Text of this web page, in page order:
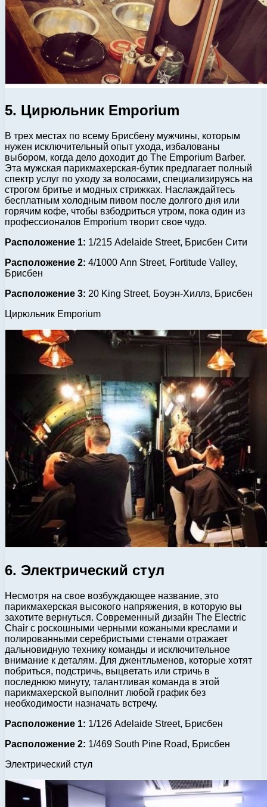
5. Цирюльник Emporium
В трех местах по всему Брисбену мужчины, которым
нужен исключительный опыт ухода, избалованы
выбором, когда дело доходит до The Emporium Barber.
Эта мужская парикмахерская-бутик предлагает полный
спектр услуг по уходу за волосами, специализируясь на
строгом бритье и модных стрижках. Наслаждайтесь
бесплатным холодным пивом после долгого дня или
горячим кофе, чтобы взбодриться утром, пока один из
профессионалов Emporium творит свое чудо.
Расположение 1: 1/215 Adelaide Street, Брисбен Сити
Расположение 2: 4/1000 Ann Street, Fortitude Valley,
Брисбен
Расположение 3: 20 King Street, Боуэн-Хиллз, Брисбен
Цирюльник Emporium
6. Электрический стул
Несмотря на свое возбуждающее название, это
парикмахерская высокого напряжения, в которую вы
захотите вернуться. Современный дизайн The Electric
Chair с роскошными черными кожаными креслами и
полированными серебристыми стенами отражает
дальновидную технику команды и исключительное
внимание к деталям. Для джентльменов, которые хотят
побриться, подстричь, выцветать или стричь в
последнюю минуту, талантливая команда в этой
парикмахерской выполнит любой график без
необходимости назначать встречу.
Расположение 1: 1/126 Adelaide Street, Брисбен
Расположение 2: 1/469 South Pine Road, Брисбен
Электрический стул